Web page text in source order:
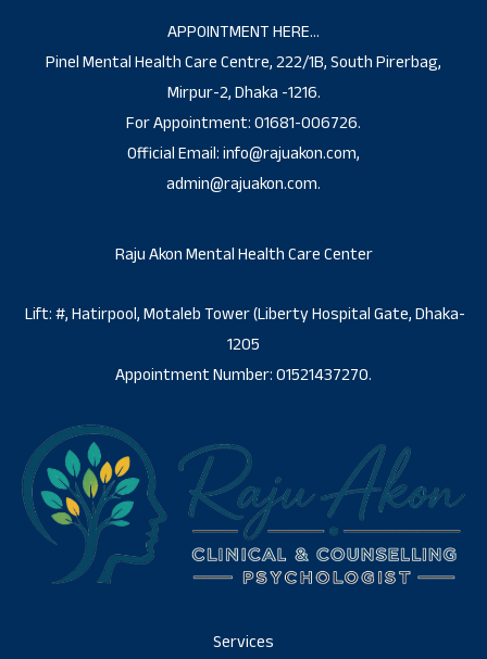
APPOINTMENT HERE…
Pinel Mental Health Care Centre, 222/1B, South Pirerbag,
Mirpur-2, Dhaka -1216.
For Appointment: 01681-006726.
Official Email: info@rajuakon.com,
admin@rajuakon.com.
Raju Akon Mental Health Care Center
Lift: #, Hatirpool, Motaleb Tower (Liberty Hospital Gate, Dhaka-
1205
Appointment Number: 01521437270.
Services